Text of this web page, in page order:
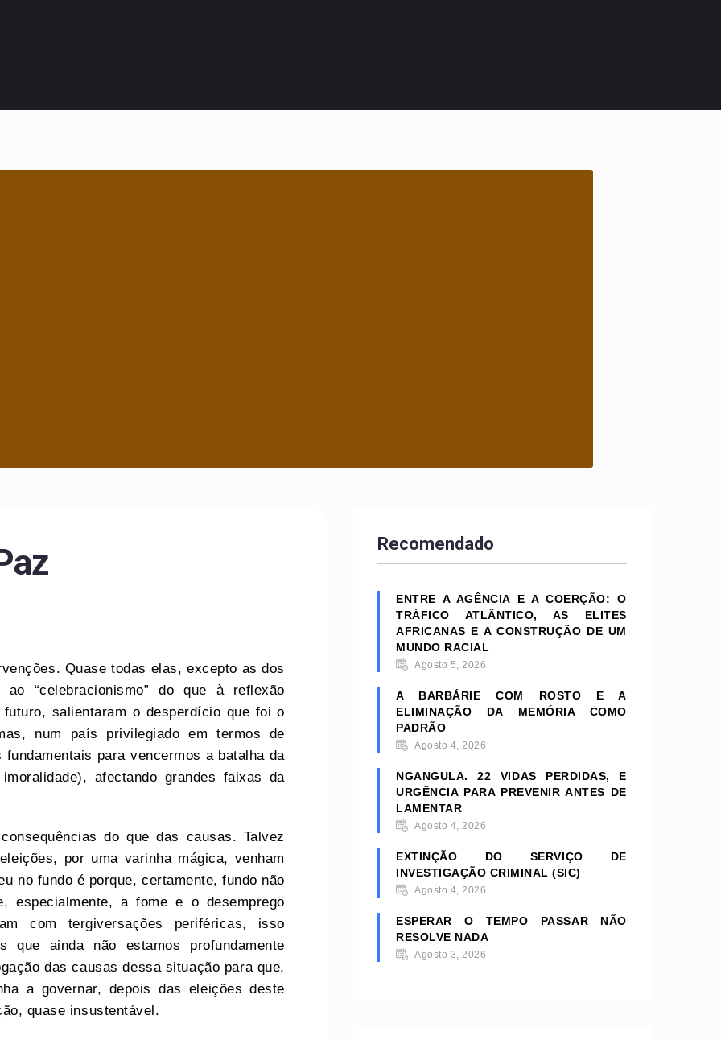
Quase todas elas, excepto as dos
“celebracionismo” do que à reflexão
salientaram o desperdício que foi o
num país privilegiado em termos de
para vencermos a batalha da
afectando grandes faixas da
do que das causas. Talvez
por uma varinha mágica, venham
no fundo é porque, certamente, fundo não
especialmente, a fome e o desemprego
com tergiversações periféricas, isso
que ainda não estamos profundamente
das causas dessa situação para que,
a governar, depois das eleições deste
quase insustentável.
Recomendado
ENTRE A AGÊNCIA E A COERÇÃO: O
TRÁFICO ATLÂNTICO, AS ELITES
AFRICANAS E A CONSTRUÇÃO DE UM
MUNDO RACIAL
Agosto 5, 2026
A BARBÁRIE COM ROSTO E A
ELIMINAÇÃO DA MEMÓRIA COMO
PADRÃO
Agosto 4, 2026
NGANGULA. 22 VIDAS PERDIDAS, E
URGÊNCIA PARA PREVENIR ANTES DE
LAMENTAR
Agosto 4, 2026
EXTINÇÃO DO SERVIÇO DE
INVESTIGAÇÃO CRIMINAL (SIC)
Agosto 4, 2026
ESPERAR O TEMPO PASSAR NÃO
RESOLVE NADA
Agosto 3, 2026